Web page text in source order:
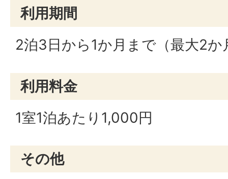
利用期間
2泊3日から1か月まで（最大2か
利用料金
1室1泊あたり1,000円
その他